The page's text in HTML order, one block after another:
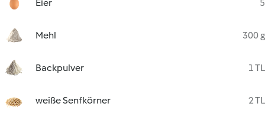
Eier 5
Mehl 300 g
Backpulver 1 TL
weiße Senfkörner 2 TL